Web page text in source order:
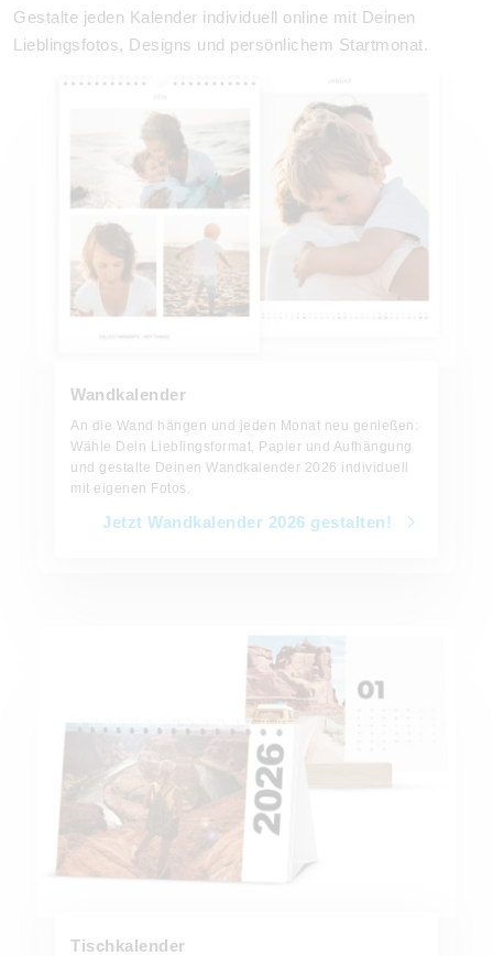
Gestalte jeden Kalender individuell online mit Deinen
Lieblingsfotos, Designs und persönlichem Startmonat.
Wandkalender
An die Wand hängen und jeden Monat neu genießen:
Wähle Dein Lieblingsformat, Papier und Aufhängung
und gestalte Deinen Wandkalender 2026 individuell
mit eigenen Fotos.
Jetzt Wandkalender 2026 gestalten!
Tischkalender